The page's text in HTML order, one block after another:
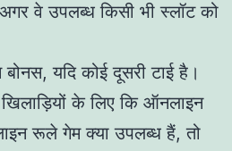
वे उपलब्ध किसी भी स्लॉट को
यदि कोई दूसरी टाई है।
के लिए कि ऑनलाइन
रूले गेम क्या उपलब्ध हैं, तो